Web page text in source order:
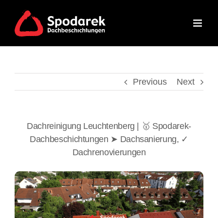
content
Previous Next
Dachreinigung Leuchtenberg | 🥇 Spodarek-
Dachbeschichtungen ➤ Dachsanierung, ✓
Dachrenovierungen